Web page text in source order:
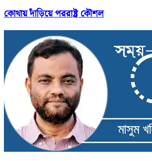
কোথায় দাঁড়িয়ে পররাষ্ট্র কৌশল